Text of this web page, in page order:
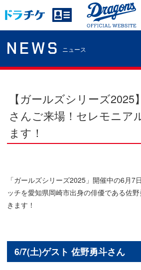
NEWS ニュース
【ガールズシリーズ2025】
さんご来場！セレモニア
ます！
「ガールズシリーズ2025」開催中の6月7
ッチを愛知県岡崎市出身の俳優である佐
きます！
6/7(土)ゲスト 佐野勇斗さん